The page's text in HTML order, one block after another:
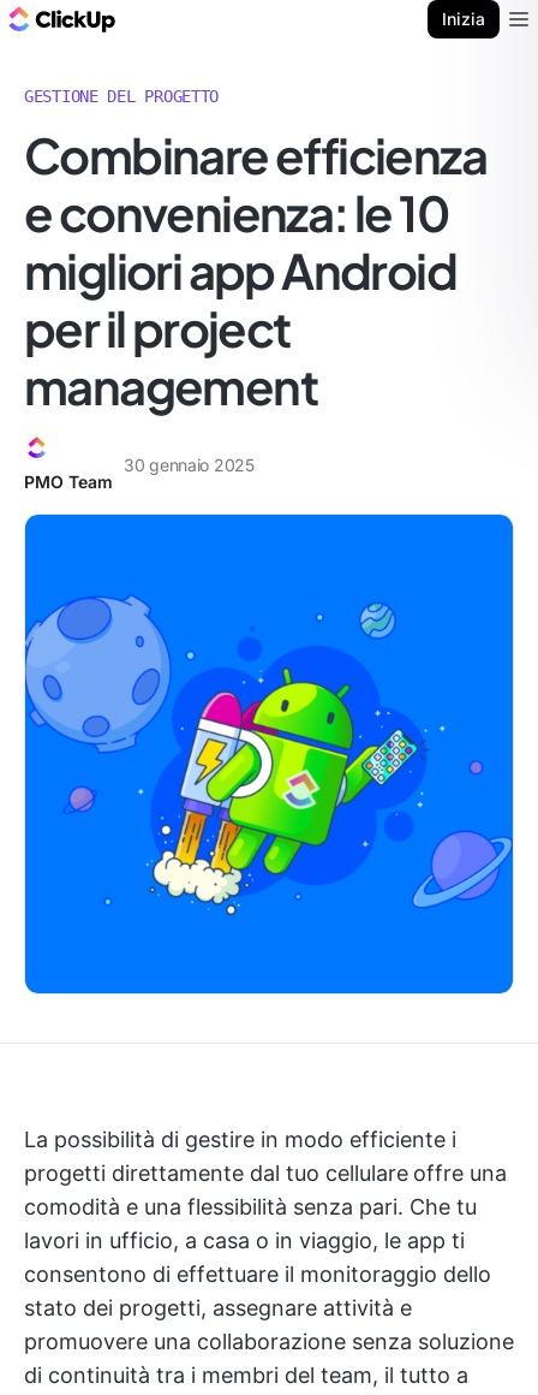
Inizia
GESTIONE DEL PROGETTO
Combinare efficienza
e convenienza: le 10
migliori app Android
per il project
management
PMO Team
30 gennaio 2025
La possibilità di gestire in modo efficiente i
progetti direttamente dal tuo cellulare offre una
comodità e una flessibilità senza pari. Che tu
lavori in ufficio, a casa o in viaggio, le app ti
consentono di effettuare il monitoraggio dello
stato dei progetti, assegnare attività e
promuovere una collaborazione senza soluzione
di continuità tra i membri del team, il tutto a